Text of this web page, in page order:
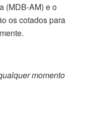
(MDB-AM) e o
os cotados para
momento